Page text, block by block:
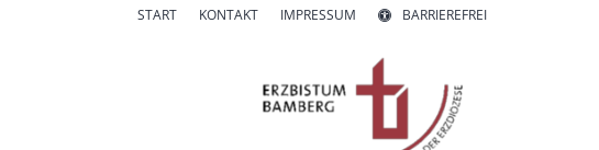
START KONTAKT IMPRESSUM BARRIEREFREI